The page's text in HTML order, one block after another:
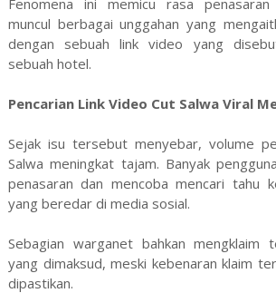
muncul berbagai unggahan yang
dengan sebuah link video yang
sebuah hotel.
Pencarian Link Video Cut Salwa Viral
Sejak isu tersebut menyebar, volume
Salwa meningkat tajam. Banyak
penasaran dan mencoba mencari tahu
yang beredar di media sosial.
Sebagian warganet bahkan mengklaim
yang dimaksud, meski kebenaran klaim
dipastikan.